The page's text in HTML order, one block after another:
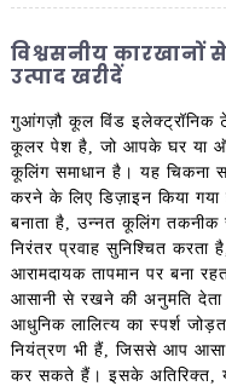
विश्वसनीय
उत्पाद खरीदें
गुआंगज़ौ कूल विंड इलेक्ट्रॉनिक
कूलर पेश है, जो आपके घर या
कूलिंग समाधान है। यह चिकना
करने के लिए डिज़ाइन किया
बनाता है, उन्नत कूलिंग
निरंतर प्रवाह सुनिश्चित
आरामदायक तापमान पर बना
आसानी से रखने की अनुमति
आधुनिक लालित्य का स्पर्श
नियंत्रण भी हैं, जिससे आप
कर सकते हैं। इसके अतिरिक्त,